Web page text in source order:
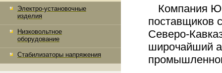
Электро-установочные
изделия
Низковольтное
оборудование
Стабилизаторы напряжения
Компания
поставщиков
Северо-
широчайший